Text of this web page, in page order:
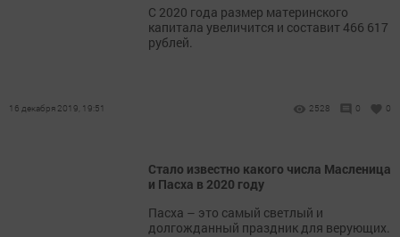
С 2020 года размер материнского
капитала увеличится и составит 466 617
рублей.
16 декабря 2019, 19:51 2528 0 0
Стало известно какого числа Масленица
и Пасха в 2020 году
Пасха – это самый светлый и
долгожданный праздник для верующих.